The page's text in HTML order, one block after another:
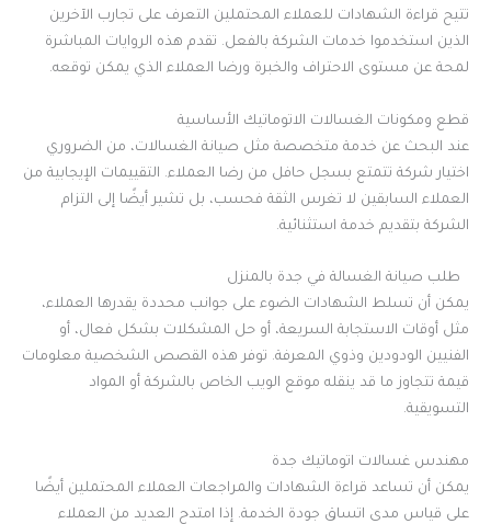
تتيح قراءة الشهادات للعملاء المحتملين التعرف على تجارب الآخرين
الذين استخدموا خدمات الشركة بالفعل. تقدم هذه الروايات المباشرة
لمحة عن مستوى الاحتراف والخبرة ورضا العملاء الذي يمكن توقعه.
قطع ومكونات الغسالات الاتوماتيك الأساسية
عند البحث عن خدمة متخصصة مثل صيانة الغسالات، من الضروري
اختيار شركة تتمتع بسجل حافل من رضا العملاء. التقييمات الإيجابية من
العملاء السابقين لا تغرس الثقة فحسب، بل تشير أيضًا إلى التزام
الشركة بتقديم خدمة استثنائية.
طلب صيانة الغسالة في جدة بالمنزل
يمكن أن تسلط الشهادات الضوء على جوانب محددة يقدرها العملاء،
مثل أوقات الاستجابة السريعة، أو حل المشكلات بشكل فعال، أو
الفنيين الودودين وذوي المعرفة. توفر هذه القصص الشخصية معلومات
قيمة تتجاوز ما قد ينقله موقع الويب الخاص بالشركة أو المواد
التسويقية.
مهندس غسالات اتوماتيك جدة
يمكن أن تساعد قراءة الشهادات والمراجعات العملاء المحتملين أيضًا
على قياس مدى اتساق جودة الخدمة. إذا امتدح العديد من العملاء